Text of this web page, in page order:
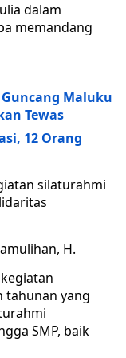
dalam
memandang
Maluku
Tewas
12 Orang
silaturahmi
H.
tahunan yang
SMP, baik